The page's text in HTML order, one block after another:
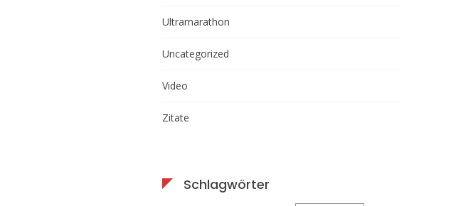
Ultramarathon
Uncategorized
Video
Zitate
Schlagwörter